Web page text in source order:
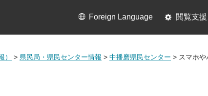
Foreign Language 閲覧支
） > 県民局・県民センター情報 > 中播磨県民センター > スマホや